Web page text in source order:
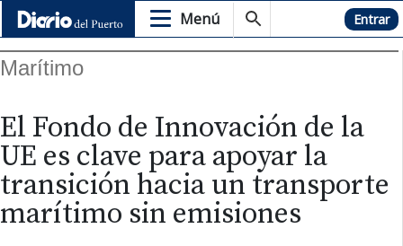
Menú Hemeroteca Entrar
Marítimo
El Fondo de Innovación de la
UE es clave para apoyar la
transición hacia un transporte
marítimo sin emisiones